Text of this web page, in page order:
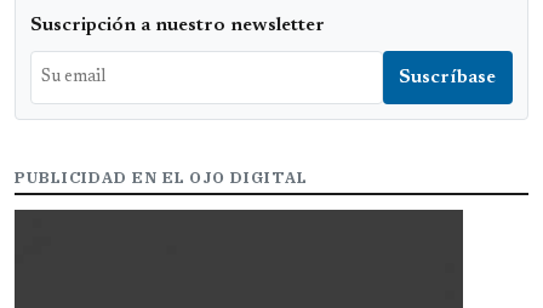
Suscripción a nuestro newsletter
PUBLICIDAD EN EL OJO DIGITAL